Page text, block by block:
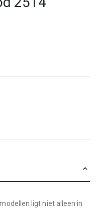
ligt niet alleen in